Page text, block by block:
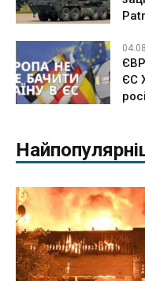
ЄС